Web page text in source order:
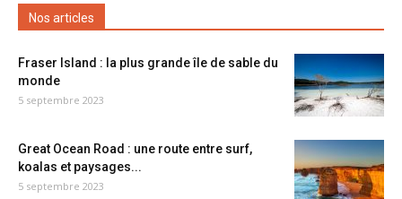
Nos articles
Fraser Island : la plus grande île de sable du
monde
5 septembre 2023
Great Ocean Road : une route entre surf,
koalas et paysages...
5 septembre 2023